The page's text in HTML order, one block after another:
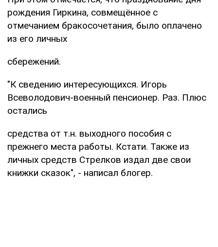
рождения Гиркина, совмещённое с
отмечанием бракосочетания, было оплачено
из его личных
сбережений.
"К сведению интересующихся. Игорь
Всеволодович-военный пенсионер. Раз. Плюс
остались
средства от т.н. выходного пособия с
прежнего места работы. Кстати. Также из
личных средств Стрелков издал две свои
книжки сказок", - написал блогер.